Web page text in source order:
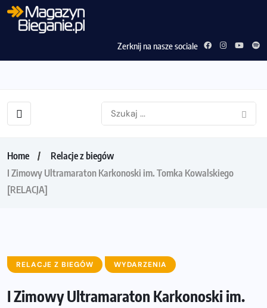
Zerknij na nasze sociale
Home
Relacje z biegów
I Zimowy Ultramaraton Karkonoski im. Tomka Kowalskiego
[RELACJA]
RELACJE Z BIEGÓW WYDARZENIA
I Zimowy Ultramaraton Karkonoski im.